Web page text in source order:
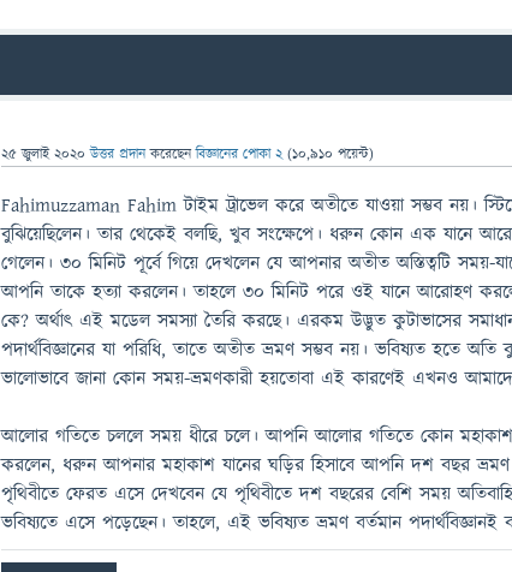
25 জুলাই 2020 উত্তর প্রদান করেছেনবিজ্ঞানের পোকা 2 (10,910 পয়েন্ট)
Fahimuzzaman Fahim টাইম ট্রাভেল করে অতীতে যাওয়া সম্ভব নয়।
বুঝিয়েছিলেন। তার থেকেই বলছি, খুব সংক্ষেপে। ধরুন কোন এক যানে
গেলেন। ৩০ মিনিট পূর্বে গিয়ে দেখলেন যে আপনার অতীত অস্তিত্বটি সময়-
আপনি তাকে হত্যা করলেন। তাহলে ৩০ মিনিট পরে ওই যানে আরোহণ
কে? অর্থাৎ এই মডেল সমস্যা তৈরি করছে। এরকম উদ্ভুত কুটাভাসের
পদার্থবিজ্ঞানের যা পরিধি, তাতে অতীত ভ্রমণ সম্ভব নয়। ভবিষ্যত হতে
ভালোভাবে জানা কোন সময়-ভ্রমণকারী হয়তোবা এই কারণেই এখনও
আলোর গতিতে চললে সময় ধীরে চলে। আপনি আলোর গতিতে কোন মহাকাশ
করলেন, ধরুন আপনার মহাকাশ যানের ঘড়ির হিসাবে আপনি দশ বছর
পৃথিবীতে ফেরত এসে দেখবেন যে পৃথিবীতে দশ বছরের বেশি সময়
ভবিষ্যতে এসে পড়েছেন। তাহলে, এই ভবিষ্যত ভ্রমণ বর্তমান পদার্থবিজ্ঞানই